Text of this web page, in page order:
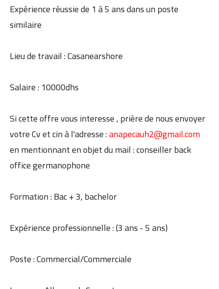
Expérience réussie de 1 à 5 ans dans un poste
similaire
Lieu de travail : Casanearshore
Salaire : 10000dhs
Si cette offre vous interesse , prière de nous envoyer
votre Cv et cin à l'adresse :anapecauh2@gmail.com
en mentionnant en objet du mail : conseiller back
office germanophone
Formation : Bac + 3, bachelor
Expérience professionnelle : (3 ans - 5 ans)
Poste : Commercial/Commerciale